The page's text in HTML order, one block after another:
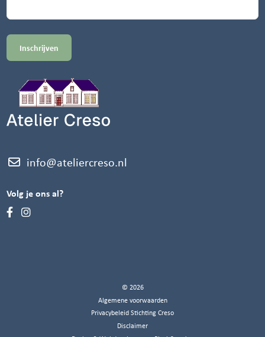
info@ateliercreso.nl
Volg je ons al?
© 2026
Algemene voorwaarden
Privacybeleid Stichting Creso
Disclaimer